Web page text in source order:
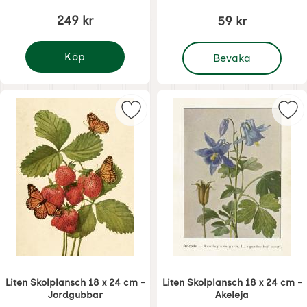
249 kr
Köp
Låda för vägg i vit och grön
59 kr
Bevaka
, Liten Skolplansch 18
Liten Skolplansch 18 x 24 cm -
Jordgubbar
Markera liten Skolplansch 18 x
Liten Skolplansch 18 x 24 cm -
Akeleja